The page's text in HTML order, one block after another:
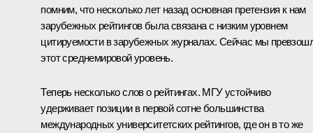
помним, что несколько лет назад основная претензия к нам
зарубежных рейтингов была связана с низким уровнем
цитируемости в зарубежных журналах. Сейчас мы
этот среднемировой уровень.
Теперь несколько слов о рейтингах. МГУ устойчиво
удерживает позиции в первой сотне большинства
международных университетских рейтингов, где он в то же